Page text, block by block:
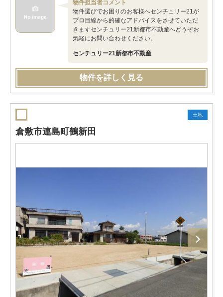
物件担当者コメント
物件選びでお困りのお客様へセンチュリー21が
プロ目線から的確なアドバイスをさせていただ
きますセンチュリー21新都市不動産へどうぞお
気軽にお問い合わせください。
センチュリー21新都市不動産
物件を詳しく見る
土地
倉敷市連島町鶴新田